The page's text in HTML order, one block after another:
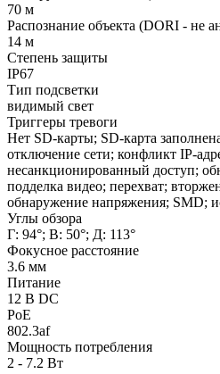
70 м
Распознание объекта (DORI - не
14 м
Степень защиты
IP67
Тип подсветки
видимый свет
Триггеры тревоги
Нет SD-карты; SD-карта
отключение сети; конфликт IP-
несанкционированный доступ;
подделка видео; перехват;
обнаружение напряжения; SMD;
Углы обзора
Г: 94°; В: 50°; Д: 113°
Фокусное расстояние
3.6 мм
Питание
12 В DC
PoE
802.3af
Мощность потребления
2 - 7.2 Вт